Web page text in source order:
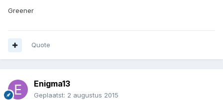
Greener
Quote
Enigma13
Geplaatst: 2 augustus 2015